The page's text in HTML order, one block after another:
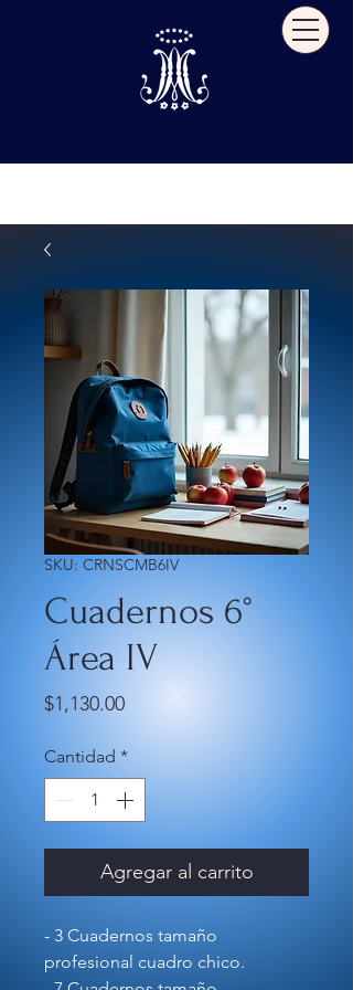
SKU: CRNSCMB6IV
Cuadernos 6°
Área IV
$1,130.00Precio
Cantidad *
Agregar al carrito
- 3 Cuadernos tamaño
profesional cuadro chico.